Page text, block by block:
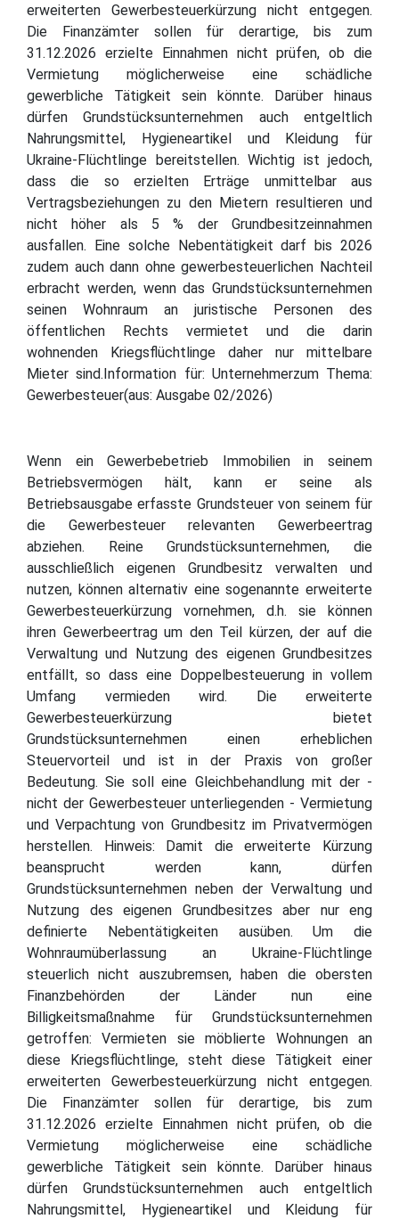
erweiterten Gewerbesteuerkürzung nicht entgegen.
Die Finanzämter sollen für derartige, bis zum
31.12.2026 erzielte Einnahmen nicht prüfen, ob die
Vermietung möglicherweise eine schädliche
gewerbliche Tätigkeit sein könnte. Darüber hinaus
dürfen Grundstücksunternehmen auch entgeltlich
Nahrungsmittel, Hygieneartikel und Kleidung für
Ukraine-Flüchtlinge bereitstellen. Wichtig ist jedoch,
dass die so erzielten Erträge unmittelbar aus
Vertragsbeziehungen zu den Mietern resultieren und
nicht höher als 5 % der Grundbesitzeinnahmen
ausfallen. Eine solche Nebentätigkeit darf bis 2026
zudem auch dann ohne gewerbesteuerlichen Nachteil
erbracht werden, wenn das Grundstücksunternehmen
seinen Wohnraum an juristische Personen des
öffentlichen Rechts vermietet und die darin
wohnenden Kriegsflüchtlinge daher nur mittelbare
Mieter sind.Information für: Unternehmerzum Thema:
Gewerbesteuer(aus: Ausgabe 02/2026)
Wenn ein Gewerbebetrieb Immobilien in seinem
Betriebsvermögen hält, kann er seine als
Betriebsausgabe erfasste Grundsteuer von seinem für
die Gewerbesteuer relevanten Gewerbeertrag
abziehen. Reine Grundstücksunternehmen, die
ausschließlich eigenen Grundbesitz verwalten und
nutzen, können alternativ eine sogenannte erweiterte
Gewerbesteuerkürzung vornehmen, d.h. sie können
ihren Gewerbeertrag um den Teil kürzen, der auf die
Verwaltung und Nutzung des eigenen Grundbesitzes
entfällt, so dass eine Doppelbesteuerung in vollem
Umfang vermieden wird. Die erweiterte
Gewerbesteuerkürzung bietet
Grundstücksunternehmen einen erheblichen
Steuervorteil und ist in der Praxis von großer
Bedeutung. Sie soll eine Gleichbehandlung mit der -
nicht der Gewerbesteuer unterliegenden - Vermietung
und Verpachtung von Grundbesitz im Privatvermögen
herstellen. Hinweis: Damit die erweiterte Kürzung
beansprucht werden kann, dürfen
Grundstücksunternehmen neben der Verwaltung und
Nutzung des eigenen Grundbesitzes aber nur eng
definierte Nebentätigkeiten ausüben. Um die
Wohnraumüberlassung an Ukraine-Flüchtlinge
steuerlich nicht auszubremsen, haben die obersten
Finanzbehörden der Länder nun eine
Billigkeitsmaßnahme für Grundstücksunternehmen
getroffen: Vermieten sie möblierte Wohnungen an
diese Kriegsflüchtlinge, steht diese Tätigkeit einer
erweiterten Gewerbesteuerkürzung nicht entgegen.
Die Finanzämter sollen für derartige, bis zum
31.12.2026 erzielte Einnahmen nicht prüfen, ob die
Vermietung möglicherweise eine schädliche
gewerbliche Tätigkeit sein könnte. Darüber hinaus
dürfen Grundstücksunternehmen auch entgeltlich
Nahrungsmittel, Hygieneartikel und Kleidung für